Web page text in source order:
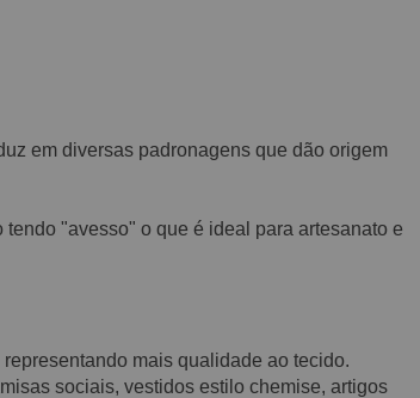
em diversas padronagens que dão origem
"avesso" o que é ideal para artesanato e
mais qualidade ao tecido.
sociais, vestidos estilo chemise, artigos